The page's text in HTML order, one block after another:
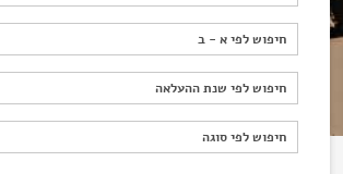
חיפוש לפי א - ב
חיפוש לפי א - ב
חיפוש לפי שנת ההעלאה
חיפוש לפי שנת ההעלאה
חיפוש לפי סוגה
חיפוש לפי סוגה